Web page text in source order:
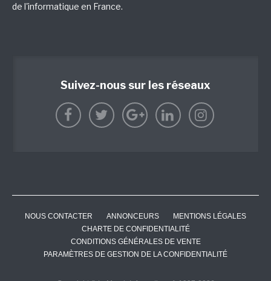
de l'informatique en France.
Suivez-nous sur les réseaux
NOUS CONTACTER ANNONCEURS
MENTIONS LÉGALES
CHARTE DE CONFIDENTIALITÉ
CONDITIONS GÉNÉRALES DE VENTE
PARAMÈTRES DE GESTION DE LA CONFIDENTIALITÉ